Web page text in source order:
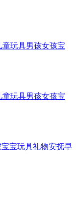
童玩具男孩女孩宝
童玩具男孩女孩宝
宝玩具礼物安抚早